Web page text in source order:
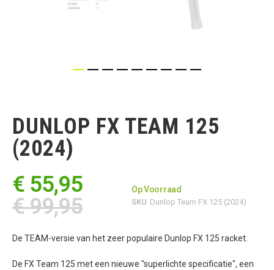
begin
van
de
afbeeldingen-
DUNLOP FX TEAM 125
(2024)
€ 55,95
€ 99,95
Op Voorraad
SKU Dunlop Team FX 125 (2024)
De TEAM-versie van het zeer populaire Dunlop FX 125 racket.
De FX Team 125 met een nieuwe "superlichte specificatie", een